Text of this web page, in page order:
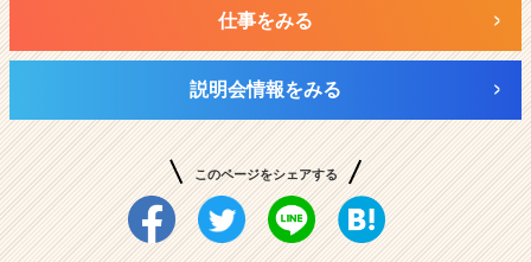
仕事をみる
説明会情報をみる
このページをシェアする